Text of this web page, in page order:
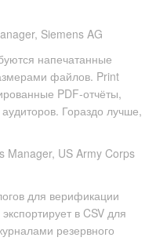
Siemens AG
напечатанные
файлов. Print
PDF-отчёты,
Гораздо лучше,
Manager, US Army Corps
для верификации
в CSV для
резервного